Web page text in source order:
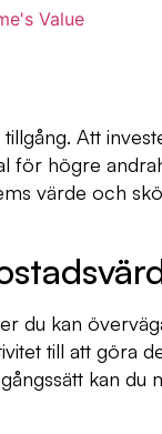
Att
för högre
värde och
du kan
till att göra
kan du